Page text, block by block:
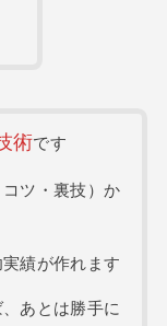
術です
ツ・裏技）か
績が作れます
あとは勝手に